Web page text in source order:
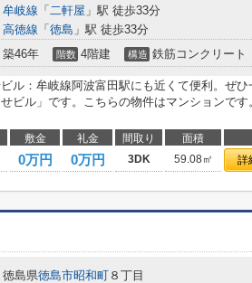
牟岐線 「 二軒屋 」駅 徒歩33分
高徳線 「 徳島 」駅 徒歩33分
築46年 階数 4階建 構造 鉄筋コンクリート
ル：牟岐線阿波富田駅にも近くて便利。ぜひ
せビル」です。こちらの物件はマンションで
敷金 礼金 間取り 面積
0万円 0万円 3DK 59.08㎡ 詳
徳島県徳島市昭和町 ８丁目